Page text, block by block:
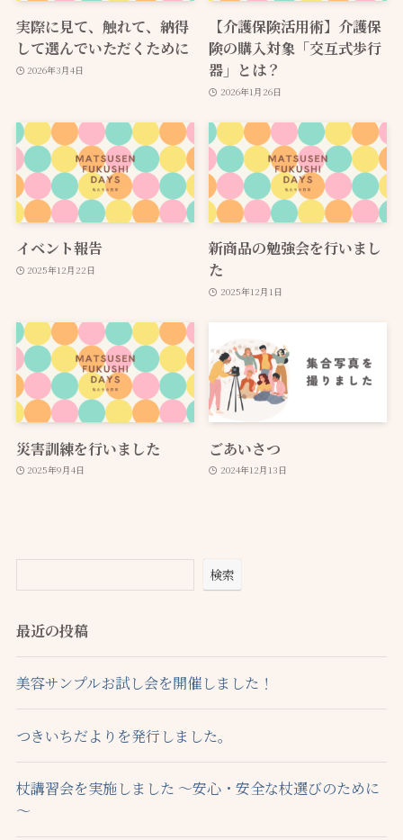
実際に見て、触れて、納得
して選んでいただくために
2026年3月4日
【介護保険活用術】介護保
険の購入対象「交互式歩行
器」とは？
2026年1月26日
イベント報告
2025年12月22日
新商品の勉強会を行いまし
た
2025年12月1日
災害訓練を行いました
2025年9月4日
ごあいさつ
2024年12月13日
検索
最近の投稿
美容サンプルお試し会を開催しました！
つきいちだよりを発行しました。
杖講習会を実施しました ～安心・安全な杖選びのために
～